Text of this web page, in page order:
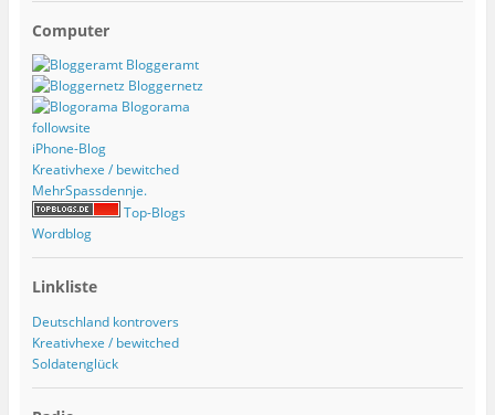
Computer
Bloggeramt
Bloggernetz
Blogorama
followsite
iPhone-Blog
Kreativhexe / bewitched
MehrSpassdennje.
Top-Blogs
Wordblog
Linkliste
Deutschland kontrovers
Kreativhexe / bewitched
Soldatenglück